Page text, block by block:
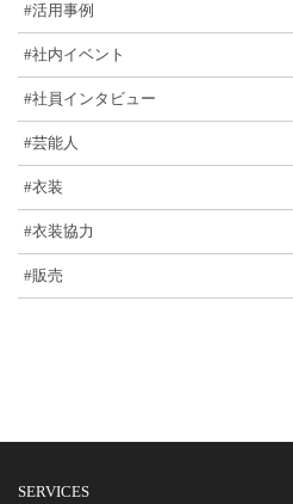
#活用事例
#社内イベント
#社員インタビュー
#芸能人
#衣装
#衣装協力
#販売
SERVICES